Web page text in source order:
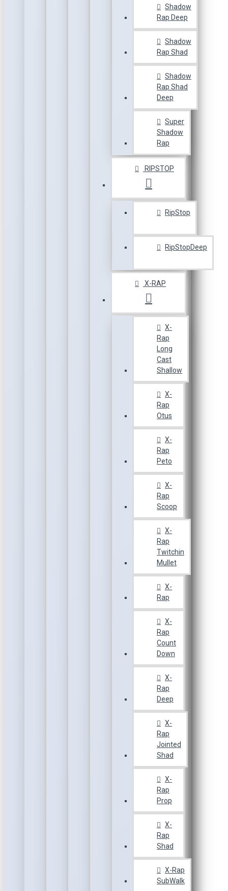
Shadow
Rap Deep
Shadow
Rap Shad
Shadow
Rap Shad
Deep
Super
Shadow
Rap
RIPSTOP
RipStop
RipStopDeep
X-RAP
X-
Rap
Long
Cast
Shallow
X-
Rap
Otus
X-
Rap
Peto
X-
Rap
Scoop
X-
Rap
Twitchin
Mullet
X-
Rap
X-
Rap
Count
Down
X-
Rap
Deep
X-
Rap
Jointed
Shad
X-
Rap
Prop
X-
Rap
Shad
X-Rap
SubWalk